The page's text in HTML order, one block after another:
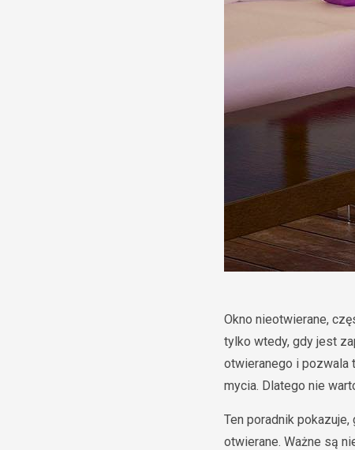
Okno nieotwierane,
tylko wtedy, gdy jest
otwieranego i pozwala
mycia. Dlatego nie
Ten poradnik
otwierane. Ważne są